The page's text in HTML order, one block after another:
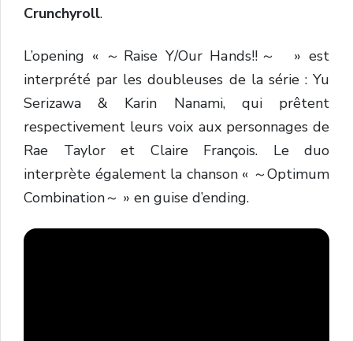
Crunchyroll.
L’opening « ～Raise Y/Our Hands!!～ » est
interprété par les doubleuses de la série : Yu
Serizawa & Karin Nanami, qui prêtent
respectivement leurs voix aux personnages de
Rae Taylor et Claire François. Le duo
interprète également la chanson « ～Optimum
Combination～ » en guise d’ending.